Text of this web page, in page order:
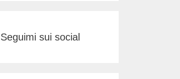
Seguimi sui social